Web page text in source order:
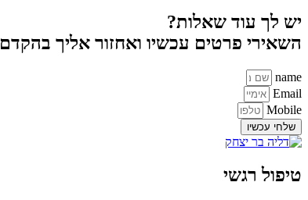
יש לך עוד שאלות?
השאירי פרטים עכשיו ואחזור אליך בהקדם
name
Email
Mobile
שלחי עכשיו
טיפול רגשי